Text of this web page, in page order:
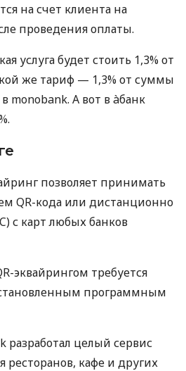
на счет клиента на
проведения оплаты.
услуга будет стоить 1,3% от
же тариф — 1,3% от суммы
monobank. А вот в àбанк
позволяет принимать
QR-кода или дистанционно
с карт любых банков
эквайрингом требуется
программным
разработал целый сервис
ресторанов, кафе и других